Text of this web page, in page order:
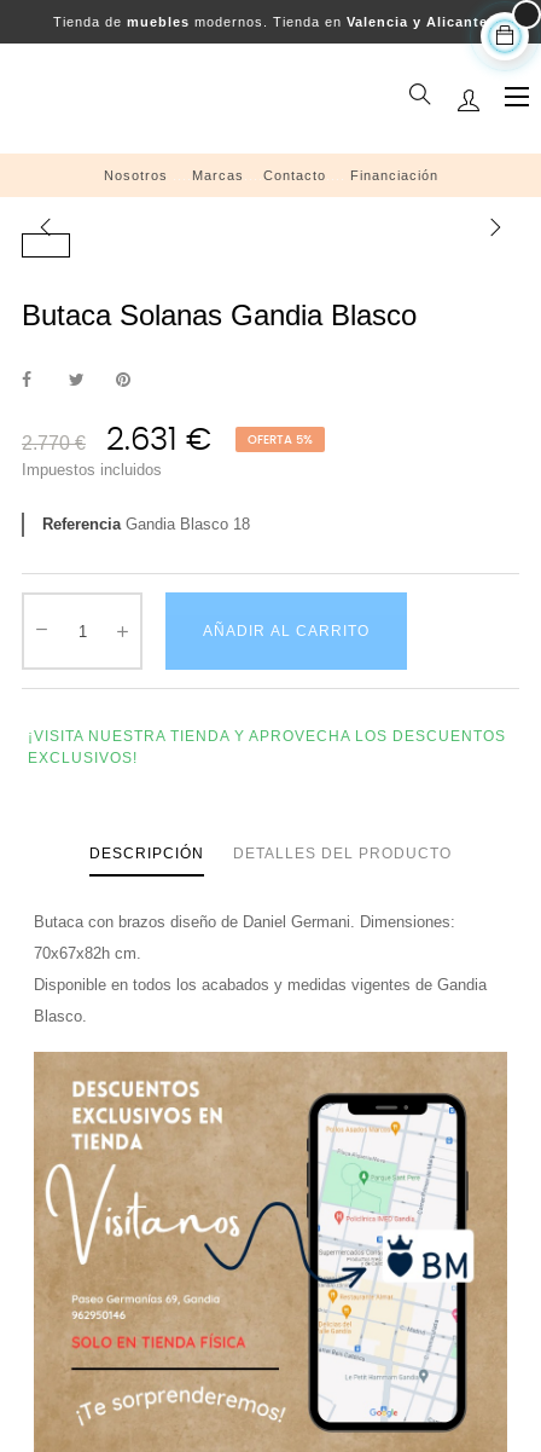
Tienda de muebles modernos. Tienda en Valencia y Alicante
☰
Nosotros Marcas Contacto Financiación
Butaca Solanas Gandia Blasco
2.770 € 2.631 € OFERTA 5%
Impuestos incluidos
Referencia Gandia Blasco 18
AÑADIR AL CARRITO
¡VISITA NUESTRA TIENDA Y APROVECHA LOS DESCUENTOS
EXCLUSIVOS!
DESCRIPCIÓN DETALLES DEL PRODUCTO
Butaca con brazos diseño de Daniel Germani. Dimensiones:
70x67x82h cm.
Disponible en todos los acabados y medidas vigentes de Gandia
Blasco.